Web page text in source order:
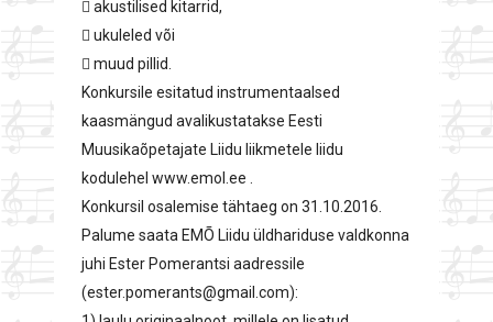
 akustilised kitarrid,
 ukuleled või
 muud pillid.
Konkursile esitatud instrumentaalsed
kaasmängud avalikustatakse Eesti
Muusikaõpetajate Liidu liikmetele liidu
kodulehel www.emol.ee .
Konkursil osalemise tähtaeg on 31.10.2016.
Palume saata EMÕ Liidu üldhariduse valdkonna
juhi Ester Pomerantsi aadressile
(ester.pomerants@gmail.com):